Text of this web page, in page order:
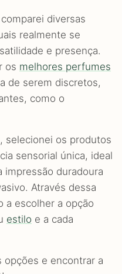
diversas
realmente se
e presença.
os melhores perfumes
de serem discretos,
como o
selecionei os produtos
sensorial única, ideal
impressão duradoura
Através dessa
a escolher a opção
estilo e a cada
opções e encontrar a